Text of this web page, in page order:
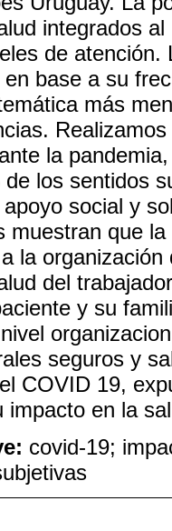
integrados
de
base a su
más
la
de los sentidos
social y
muestran que
la
del
y su
seguros y
COVID 19,
impacto en la
covid-19;